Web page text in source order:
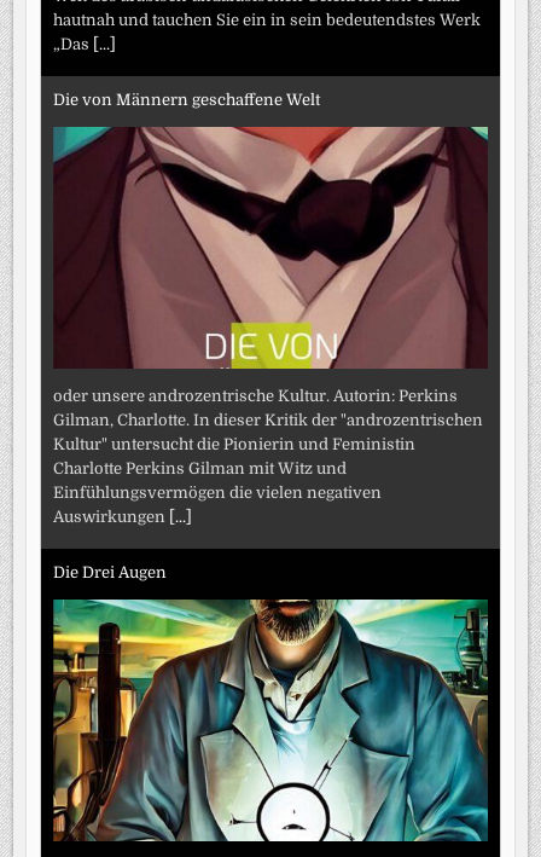
hautnah und tauchen Sie ein in sein bedeutendstes Werk
„Das [...]
Die von Männern geschaffene Welt
oder unsere androzentrische Kultur. Autorin: Perkins
Gilman, Charlotte. In dieser Kritik der "androzentrischen
Kultur" untersucht die Pionierin und Feministin
Charlotte Perkins Gilman mit Witz und
Einfühlungsvermögen die vielen negativen
Auswirkungen [...]
Die Drei Augen